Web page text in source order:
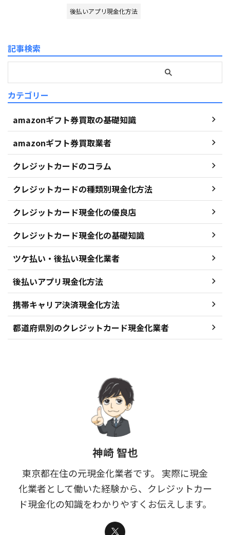
後払いアプリ現金化方法
記事検索
カテゴリー
amazonギフト券買取の基礎知識
amazonギフト券買取業者
クレジットカードのコラム
クレジットカードの種類別現金化方法
クレジットカード現金化の優良店
クレジットカード現金化の基礎知識
ツケ払い・後払い現金化業者
後払いアプリ現金化方法
携帯キャリア決済現金化方法
都道府県別のクレジットカード現金化業者
神崎 智也
東京都在住の元現金化業者です。 実際に現金
化業者として働いた経験から、クレジットカー
ド現金化の知識をわかりやすくお伝えします。